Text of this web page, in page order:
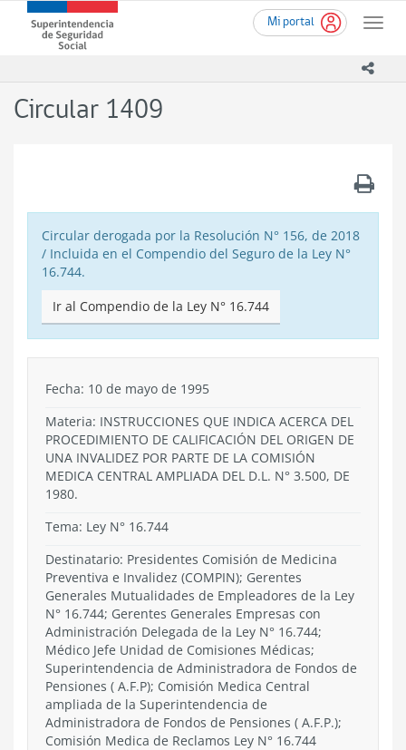
contenido
Mi portal
Toggle
Superintendencia
de
-
Circular 1409
Circular derogada por la Resolución N° 156, de 2018
/ Incluida en el Compendio del Seguro de la Ley N°
16.744.
Ir al Compendio de la Ley N° 16.744
Fecha: 10 de mayo de 1995
Materia: INSTRUCCIONES QUE INDICA ACERCA DEL
PROCEDIMIENTO DE CALIFICACIÓN DEL ORIGEN DE
UNA INVALIDEZ POR PARTE DE LA COMISIÓN
MEDICA CENTRAL AMPLIADA DEL D.L. N° 3.500, DE
1980.
Tema: Ley N° 16.744
Destinatario: Presidentes Comisión de Medicina
Preventiva e Invalidez (COMPIN); Gerentes
Generales Mutualidades de Empleadores de la Ley
N° 16.744; Gerentes Generales Empresas con
Administración Delegada de la Ley N° 16.744;
Médico Jefe Unidad de Comisiones Médicas;
Superintendencia de Administradora de Fondos de
Pensiones ( A.F.P); Comisión Medica Central
ampliada de la Superintendencia de
Administradora de Fondos de Pensiones ( A.F.P.);
Comisión Medica de Reclamos Ley N° 16.744